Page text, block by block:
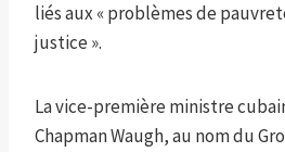
liés aux « problèmes de
justice ».
La vice-première ministre
Chapman Waugh, au nom du